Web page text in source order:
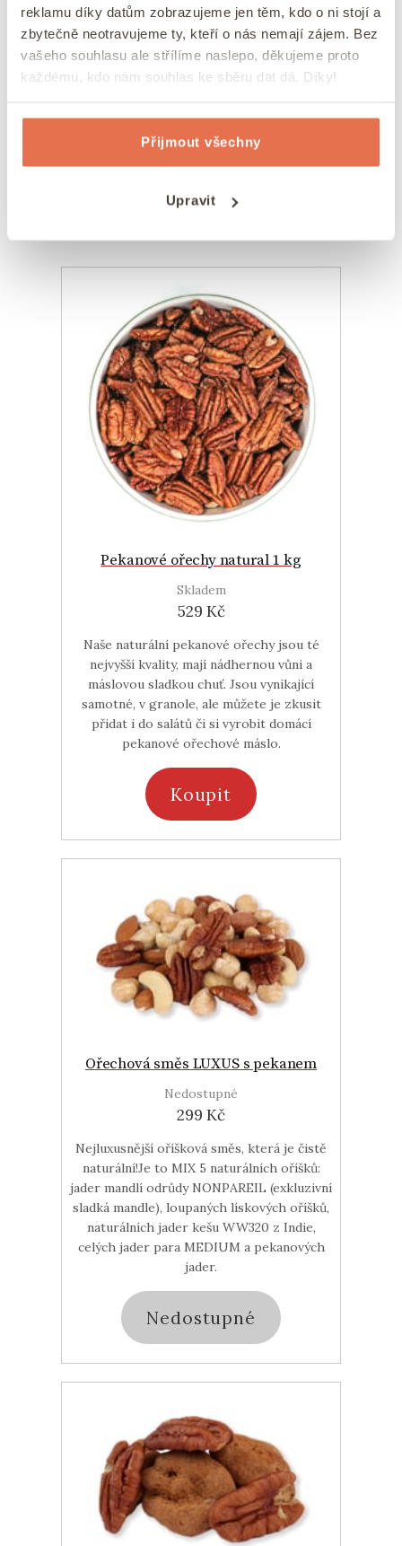
reklamu díky datům zobrazujeme jen těm, kdo o ni stojí a
zbytečně neotravujeme ty, kteří o nás nemají zájem. Bez
vašeho souhlasu ale střílíme naslepo, děkujeme proto
každému, kdo nám souhlas ke sběru dat dá. Díky!
Přijmout všechny
Upravit
10 – 20°C ve vzduchotěsné skleněné dóze.Dózy
na potravinymůžete využít i jako zajímavé
dekorace nebo poslouží jako skvělý dárek, pokud
budete chtít oříšky někomu věnovat.
Je možné využít i chladničku a ořechy ve
spotřebujte během několika týdnů či maximálně
Pekanové ořechy natural 1 kg
Skladem
529 Kč
Naše naturální pekanové ořechy jsou té
nejvyšší kvality, mají nádhernou vůni a
máslovou sladkou chuť. Jsou vynikající
samotné, v granole, ale můžete je zkusit
přidat i do salátů či si vyrobit domácí
pekanové ořechové máslo.
Koupit
Ořechová směs LUXUS s pekanem
Nedostupné
299 Kč
Nejluxusnější oříšková směs, která je čistě
naturální!Je to MIX 5 naturálních oříšků:
jader mandlí odrůdy NONPAREIL (exkluzivní
sladká mandle), loupaných lískových oříšků,
naturálních jader kešu WW320 z Indie,
celých jader para MEDIUM a pekanových
jader.
Nedostupné